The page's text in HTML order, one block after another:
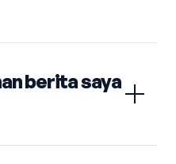
berita saya